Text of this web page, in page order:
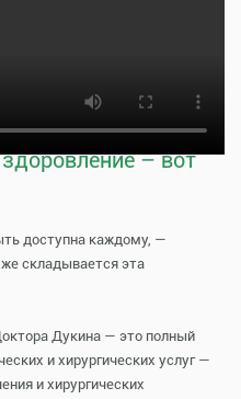
качественное
– вот
доступна каждому, —
складывается эта
Дукина — это полный
и хирургических услуг —
и хирургических